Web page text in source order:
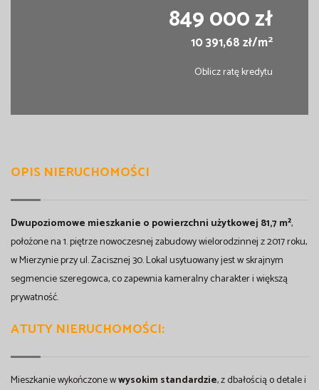
849 000 zł
10 391,68 zł/m2
Oblicz ratę kredytu
OPIS NIERUCHOMOŚCI
Dwupoziomowe mieszkanie o powierzchni użytkowej 81,7 m²,
położone na 1. piętrze nowoczesnej zabudowy wielorodzinnej z 2017 roku,
w Mierzynie przy ul. Zacisznej 30. Lokal usytuowany jest w skrajnym
segmencie szeregowca, co zapewnia kameralny charakter i większą
prywatność.
ATUTY NIERUCHOMOŚCI:
Mieszkanie wykończone wwysokim standardzie, z dbałością o detale i